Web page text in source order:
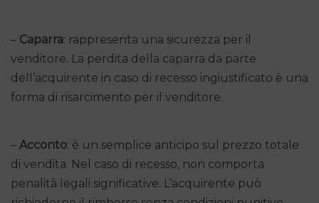
– Caparra: rappresenta una sicurezza per il
venditore. La perdita della caparra da parte
dell’acquirente in caso di recesso ingiustificato è una
forma di risarcimento per il venditore.
– Acconto: è un semplice anticipo sul prezzo totale
di vendita. Nel caso di recesso, non comporta
penalità legali significative. L’acquirente può